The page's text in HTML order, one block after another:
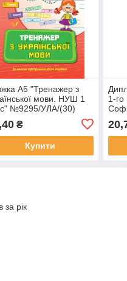
А5 "Тренажер з
мови. НУШ 1
№9295/УЛА/(30)
₴
Купити
1-
за рік